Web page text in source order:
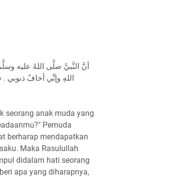
أنَّ النَّبيَّ صلَّى اللهُ عليه
اللهِ وإنِّي أخافُ
seorang anak muda yang
Pemuda
berharap mendapatkan
Maka Rasulullah
didalam hati seorang
apa yang diharapnya,